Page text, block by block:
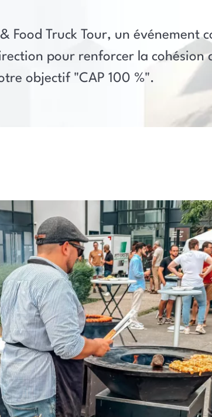
Food Truck Tour, un événement
pour renforcer la cohésion
objectif "CAP 100 %".